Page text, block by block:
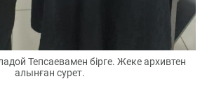
Тепсаевамен бірге. Жеке архивтен
алынған сурет.